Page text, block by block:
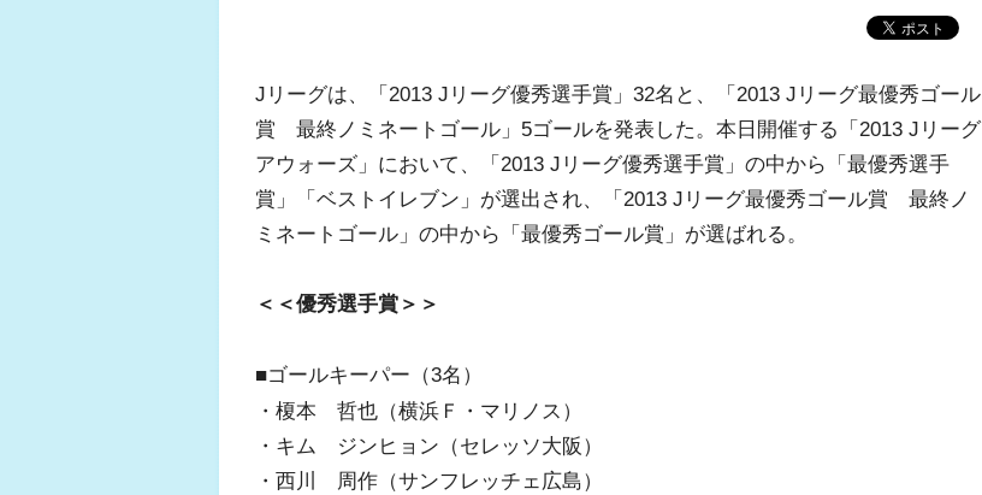
Jリーグは、「2013 Jリーグ優秀選手賞」32名と、「2013 Jリーグ最優秀ゴール
賞 最終ノミネートゴール」5ゴールを発表した。本日開催する「2013 Jリーグ
アウォーズ」において、「2013 Jリーグ優秀選手賞」の中から「最優秀選手
賞」「ベストイレブン」が選出され、「2013 Jリーグ最優秀ゴール賞 最終ノ
ミネートゴール」の中から「最優秀ゴール賞」が選ばれる。
＜＜優秀選手賞＞＞
■ゴールキーパー（3名）
・榎本 哲也（横浜Ｆ・マリノス）
・キム ジンヒョン（セレッソ大阪）
・西川 周作（サンフレッチェ広島）